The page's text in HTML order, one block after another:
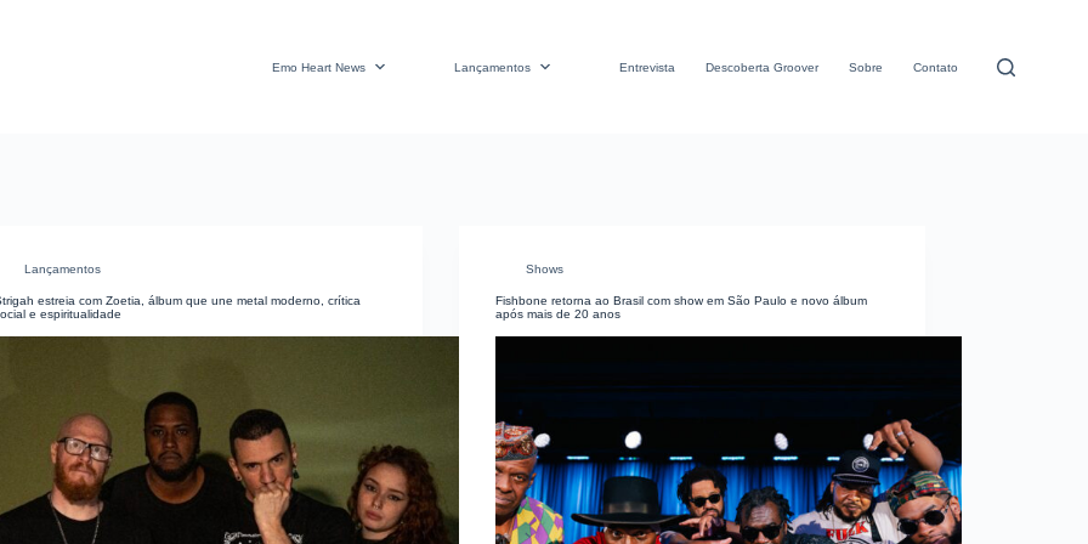
Emo Heart News
Lançamentos Entrevista Descoberta Groover Sobre Contato
Lançamentos
estreia com Zoetia, álbum que une metal moderno, crítica
e espiritualidade
Shows
Fishbone retorna ao Brasil com show em São Paulo e novo álbum
após mais de 20 anos